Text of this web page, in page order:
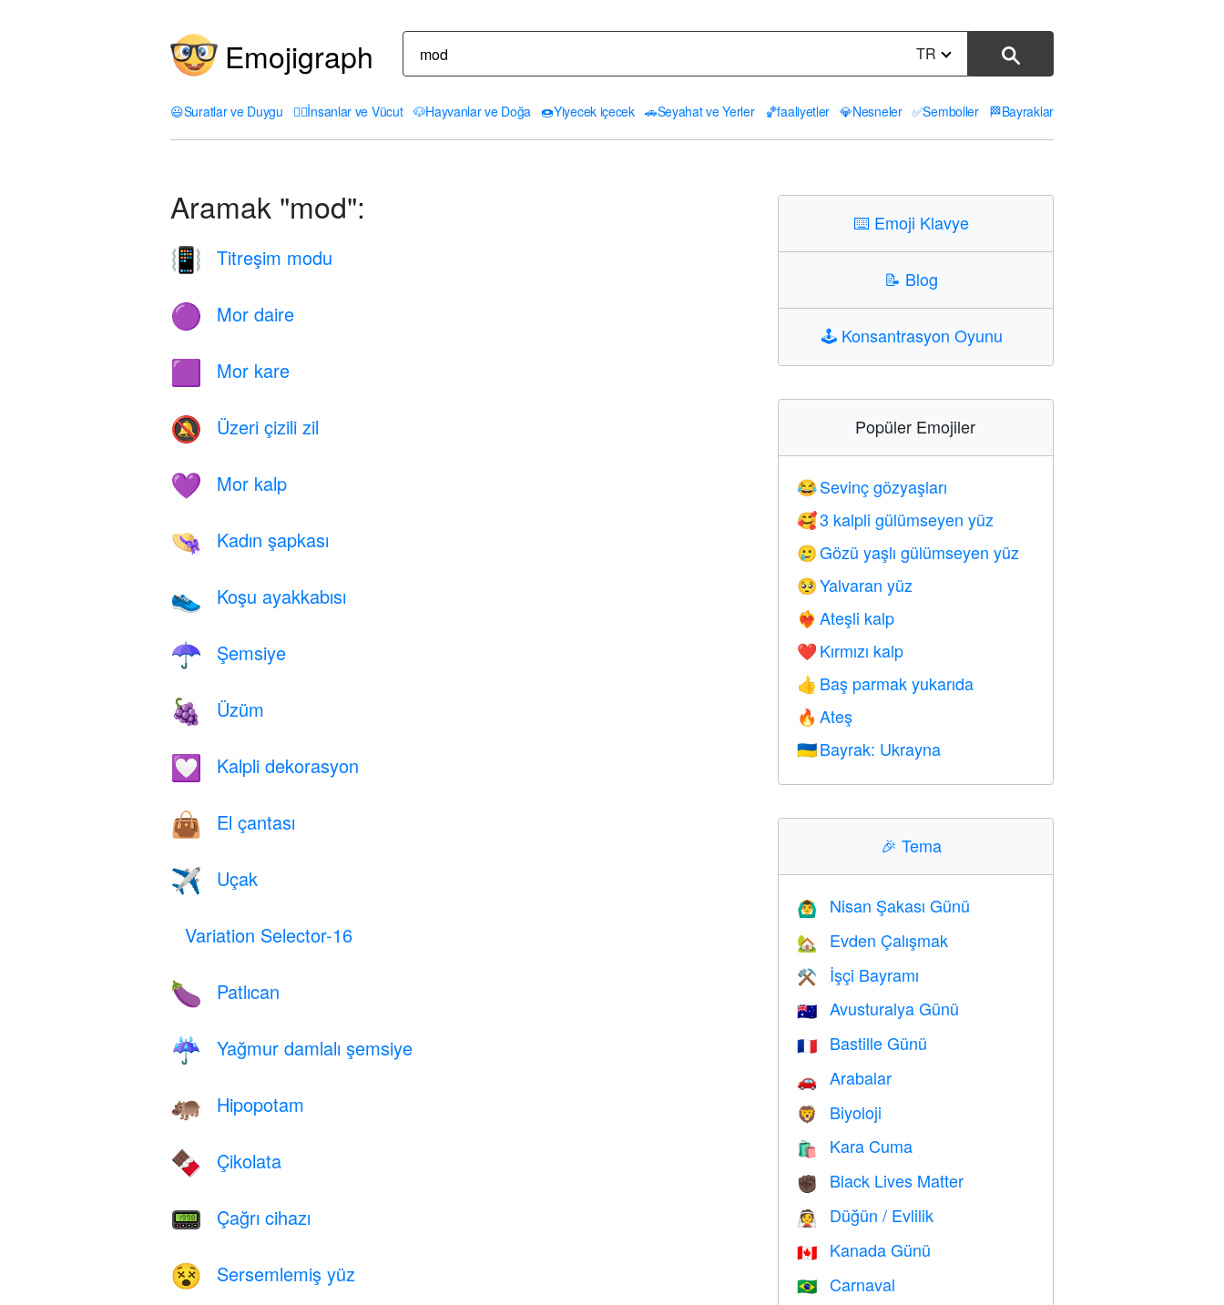
Emojigraph TR
😃Suratlar ve Duygu 🤦‍♀️İnsanlar ve Vücut 🐶Hayvanlar ve Doğa 🍩Yiyecek içecek 🚗Seyahat ve Yerler 🏀faaliyetler 💎Nesneler ✅Semboller 🏁Bayraklar
Aramak "mod":
📳 Titreşim modu
🟣 Mor daire
🟪 Mor kare
🔕 Üzeri çizili zil
💜 Mor kalp
👒 Kadın şapkası
👟 Koşu ayakkabısı
☂️ Şemsiye
🍇 Üzüm
💟 Kalpli dekorasyon
👜 El çantası
✈️ Uçak
Variation Selector-16
🍆 Patlıcan
☔ Yağmur damlalı şemsiye
🦛 Hipopotam
🍫 Çikolata
📟 Çağrı cihazı
😵 Sersemlemiş yüz
⌨️ Emoji Klavye
📝 Blog
🕹️ Konsantrasyon Oyunu
Popüler Emojiler
😂 Sevinç gözyaşları
🥰3 kalpli gülümseyen yüz
🥲 Gözü yaşlı gülümseyen yüz
🥺 Yalvaran yüz
❤️‍🔥 Ateşli kalp
❤️ Kırmızı kalp
👍 Baş parmak yukarıda
🔥 Ateş
🇺🇦 Bayrak: Ukrayna
🎉Tema
🙆‍♂️ Nisan Şakası Günü
🏡 Evden Çalışmak
⚒️ İşçi Bayramı
🇦🇺 Avusturalya Günü
🇫🇷 Bastille Günü
🚗 Arabalar
🦁 Biyoloji
🛍 Kara Cuma
✊🏿 Black Lives Matter
👰 Düğün / Evlilik
🇨🇦 Kanada Günü
🇧🇷 Carnaval